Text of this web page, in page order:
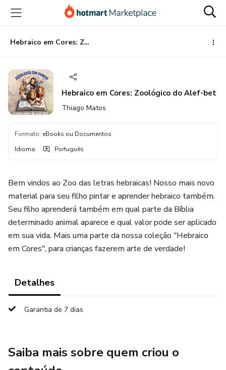
para
conteúdo
principal
para
pagamento
para
rodapé
Hebraico em Cores: Zoológico do Alef-bet
Hebraico em Cores: Zoológico do Alef-bet
Thiago Matos
Formato: eBooks ou Documentos
Idioma: Português
Bem vindos ao Zoo das letras hebraicas! Nosso mais novo
material para seu filho pintar e aprender hebraico também.
Seu filho aprenderá também em qual parte da Bíblia
determinado animal aparece e qual valor pode ser aplicado
em sua vida. Mais uma parte da nossa coleção "Hebraico
em Cores", para crianças fazerem arte de verdade!
Detalhes
Garantia de 7 dias
Saiba mais sobre quem criou o